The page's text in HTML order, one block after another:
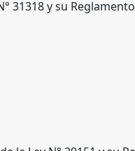
31318 y su